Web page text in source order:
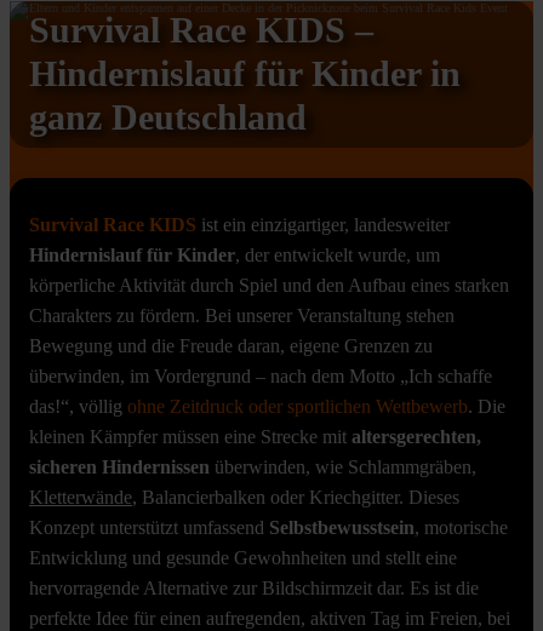
Survival Race KIDS –
Hindernislauf für Kinder in
ganz Deutschland
Survival Race KIDS ist ein einzigartiger, landesweiter
Hindernislauf für Kinder, der entwickelt wurde, um
körperliche Aktivität durch Spiel und den Aufbau eines starken
Charakters zu fördern. Bei unserer Veranstaltung stehen
Bewegung und die Freude daran, eigene Grenzen zu
überwinden, im Vordergrund – nach dem Motto „Ich schaffe
das!“, völlig ohne Zeitdruck oder sportlichen Wettbewerb. Die
kleinen Kämpfer müssen eine Strecke mit altersgerechten,
sicheren Hindernissen überwinden, wie Schlammgräben,
Kletterwände, Balancierbalken oder Kriechgitter. Dieses
Konzept unterstützt umfassend Selbstbewusstsein, motorische
Entwicklung und gesunde Gewohnheiten und stellt eine
hervorragende Alternative zur Bildschirmzeit dar. Es ist die
perfekte Idee für einen aufregenden, aktiven Tag im Freien, bei